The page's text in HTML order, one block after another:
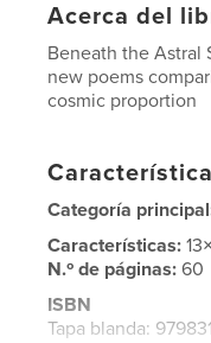
Acerca del
Beneath the Astral
new poems
cosmic proportion
Categoría
Características:
N.º de páginas:60
ISBN
Tapa blanda: